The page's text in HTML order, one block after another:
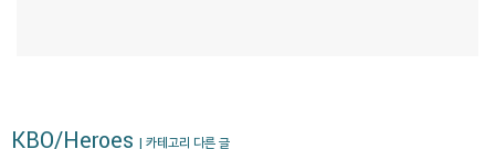
KBO/Heroes | 카테고리 다른 글